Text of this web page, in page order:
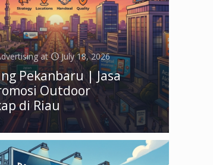
at July 18, 2026
Pekanbaru | Jasa
Outdoor
di Riau